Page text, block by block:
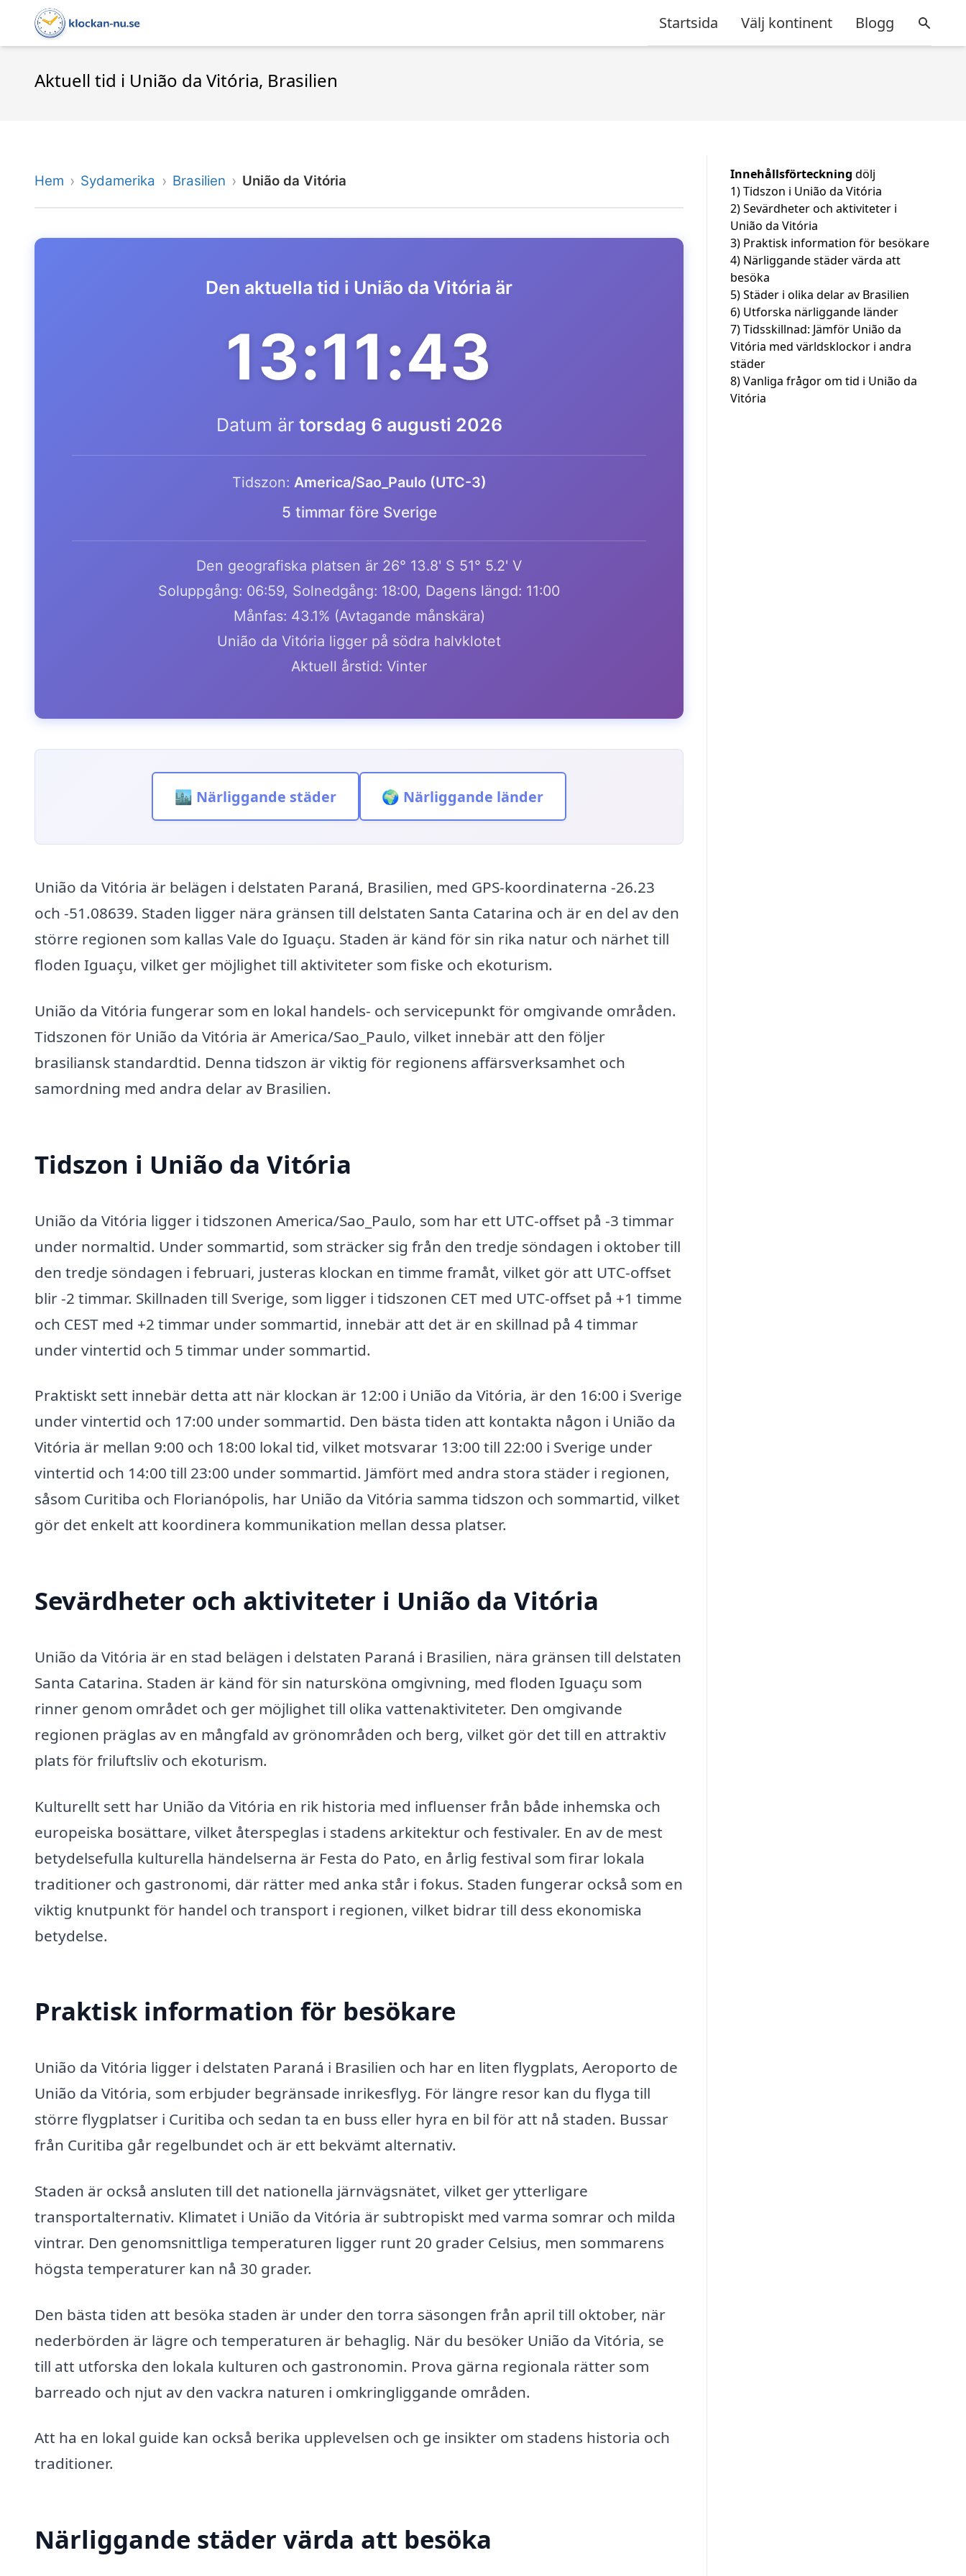
Startsida Välj kontinent Blogg
Aktuell tid i União da Vitória, Brasilien
Hem Sydamerika Brasilien União da Vitória
Den aktuella tid i União da Vitória är
13:11:43
Datum är torsdag 6 augusti 2026
Tidszon: America/Sao_Paulo (UTC-3)
5 timmar före Sverige
Den geografiska platsen är 26° 13.8' S 51° 5.2' V
Soluppgång: 06:59, Solnedgång: 18:00, Dagens längd: 11:00
Månfas: 43.1% (Avtagande månskära)
União da Vitória ligger på södra halvklotet
Aktuell årstid: Vinter
🏙️ Närliggande städer 🌍 Närliggande länder
União da Vitória är belägen i delstaten Paraná, Brasilien, med GPS-koordinaterna -26.23
och -51.08639. Staden ligger nära gränsen till delstaten Santa Catarina och är en del av den
större regionen som kallas Vale do Iguaçu. Staden är känd för sin rika natur och närhet till
floden Iguaçu, vilket ger möjlighet till aktiviteter som fiske och ekoturism.
União da Vitória fungerar som en lokal handels- och servicepunkt för omgivande områden.
Tidszonen för União da Vitória är America/Sao_Paulo, vilket innebär att den följer
brasiliansk standardtid. Denna tidszon är viktig för regionens affärsverksamhet och
samordning med andra delar av Brasilien.
Tidszon i União da Vitória
União da Vitória ligger i tidszonen America/Sao_Paulo, som har ett UTC-offset på -3 timmar
under normaltid. Under sommartid, som sträcker sig från den tredje söndagen i oktober till
den tredje söndagen i februari, justeras klockan en timme framåt, vilket gör att UTC-offset
blir -2 timmar. Skillnaden till Sverige, som ligger i tidszonen CET med UTC-offset på +1 timme
och CEST med +2 timmar under sommartid, innebär att det är en skillnad på 4 timmar
under vintertid och 5 timmar under sommartid.
Praktiskt sett innebär detta att när klockan är 12:00 i União da Vitória, är den 16:00 i Sverige
under vintertid och 17:00 under sommartid. Den bästa tiden att kontakta någon i União da
Vitória är mellan 9:00 och 18:00 lokal tid, vilket motsvarar 13:00 till 22:00 i Sverige under
vintertid och 14:00 till 23:00 under sommartid. Jämfört med andra stora städer i regionen,
såsom Curitiba och Florianópolis, har União da Vitória samma tidszon och sommartid, vilket
gör det enkelt att koordinera kommunikation mellan dessa platser.
Sevärdheter och aktiviteter i União da Vitória
União da Vitória är en stad belägen i delstaten Paraná i Brasilien, nära gränsen till delstaten
Santa Catarina. Staden är känd för sin natursköna omgivning, med floden Iguaçu som
rinner genom området och ger möjlighet till olika vattenaktiviteter. Den omgivande
regionen präglas av en mångfald av grönområden och berg, vilket gör det till en attraktiv
plats för friluftsliv och ekoturism.
Kulturellt sett har União da Vitória en rik historia med influenser från både inhemska och
europeiska bosättare, vilket återspeglas i stadens arkitektur och festivaler. En av de mest
betydelsefulla kulturella händelserna är Festa do Pato, en årlig festival som firar lokala
traditioner och gastronomi, där rätter med anka står i fokus. Staden fungerar också som en
viktig knutpunkt för handel och transport i regionen, vilket bidrar till dess ekonomiska
betydelse.
Praktisk information för besökare
União da Vitória ligger i delstaten Paraná i Brasilien och har en liten flygplats, Aeroporto de
União da Vitória, som erbjuder begränsade inrikesflyg. För längre resor kan du flyga till
större flygplatser i Curitiba och sedan ta en buss eller hyra en bil för att nå staden. Bussar
från Curitiba går regelbundet och är ett bekvämt alternativ.
Staden är också ansluten till det nationella järnvägsnätet, vilket ger ytterligare
transportalternativ. Klimatet i União da Vitória är subtropiskt med varma somrar och milda
vintrar. Den genomsnittliga temperaturen ligger runt 20 grader Celsius, men sommarens
högsta temperaturer kan nå 30 grader.
Den bästa tiden att besöka staden är under den torra säsongen från april till oktober, när
nederbörden är lägre och temperaturen är behaglig. När du besöker União da Vitória, se
till att utforska den lokala kulturen och gastronomin. Prova gärna regionala rätter som
barreado och njut av den vackra naturen i omkringliggande områden.
Att ha en lokal guide kan också berika upplevelsen och ge insikter om stadens historia och
traditioner.
Närliggande städer värda att besöka
Innehållsförteckning dölj
1)Tidszon i União da Vitória
2)Sevärdheter och aktiviteter i
União da Vitória
3) Praktisk information för besökare
4) Närliggande städer värda att
besöka
5)Städer i olika delar av Brasilien
6) Utforska närliggande länder
7)Tidsskillnad: Jämför União da
Vitória med världsklockor i andra
städer
8)Vanliga frågor om tid i União da
Vitória